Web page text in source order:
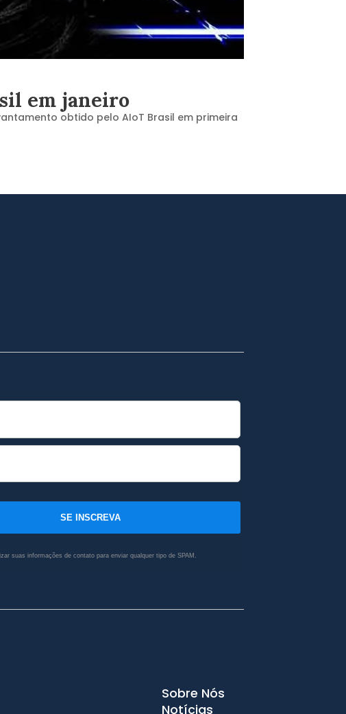
em janeiro
obtido pelo AIoT Brasil em primeira
SE INSCREVA
suas informações de contato para enviar qualquer tipo de SPAM.
Sobre Nós
Notícias